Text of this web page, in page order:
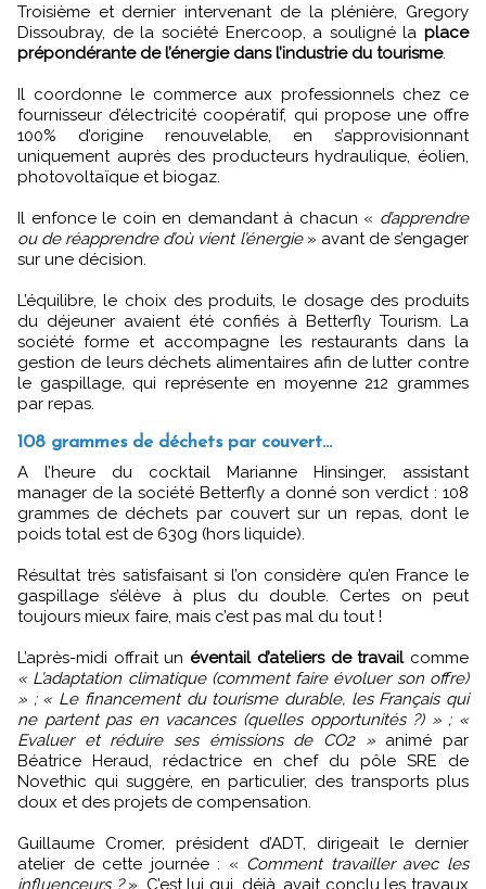
Troisième et dernier intervenant de la plénière, Gregory
Dissoubray, de la société Enercoop, a souligné la place
prépondérante de l’énergie dans l’industrie du tourisme.
Il coordonne le commerce aux professionnels chez ce
fournisseur d’électricité coopératif, qui propose une offre
100% d’origine renouvelable, en s’approvisionnant
uniquement auprès des producteurs hydraulique, éolien,
photovoltaïque et biogaz.
Il enfonce le coin en demandant à chacun « d’apprendre
ou de réapprendre d’où vient l’énergie» avant de s’engager
sur une décision.
L’équilibre, le choix des produits, le dosage des produits
du déjeuner avaient été confiés à Betterfly Tourism. La
société forme et accompagne les restaurants dans la
gestion de leurs déchets alimentaires afin de lutter contre
le gaspillage, qui représente en moyenne 212 grammes
par repas.
108 grammes de déchets par couvert...
A l’heure du cocktail Marianne Hinsinger, assistant
manager de la société Betterfly a donné son verdict : 108
grammes de déchets par couvert sur un repas, dont le
poids total est de 630g (hors liquide).
Résultat très satisfaisant si l’on considère qu’en France le
gaspillage s’élève à plus du double. Certes on peut
toujours mieux faire, mais c’est pas mal du tout !
L’après-midi offrait un éventail d’ateliers de travailcomme
« L’adaptation climatique (comment faire évoluer son offre)
» ; « Le financement du tourisme durable, les Français qui
ne partent pas en vacances (quelles opportunités ?) » ; «
Evaluer et réduire ses émissions de CO2 »animé par
Béatrice Heraud, rédactrice en chef du pôle SRE de
Novethic qui suggère, en particulier, des transports plus
doux et des projets de compensation.
Guillaume Cromer, président d’ADT, dirigeait le dernier
atelier de cette journée : « Comment travailler avec les
influenceurs ?». C’est lui qui, déjà, avait conclu les travaux